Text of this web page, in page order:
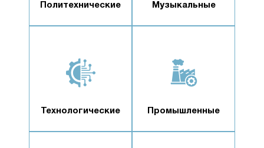
Политехнические Музыкальные
Технологические Промышленные